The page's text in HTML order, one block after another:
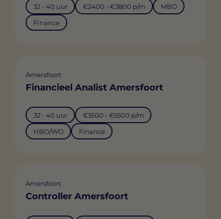
32 - 40 uur €2400 - €3800 p/m MBO
Finance
Amersfoort
Financieel Analist Amersfoort
32 - 40 uur €3500 - €5500 p/m
HBO/WO Finance
Amersfoort
Controller Amersfoort